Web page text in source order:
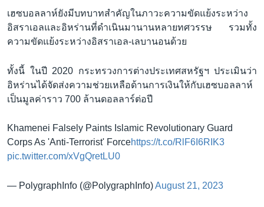
เฮซบอลลาห์ยังมีบทบาทสำคัญในภาวะความขัดแย้งระหว่าง
อิสราเอลและอิหร่านที่ดำเนินมานานหลายทศวรรษ รวมทั้ง
ความขัดแย้งระหว่างอิสราเอล-เลบานอนด้วย
ทั้งนี้ ในปี 2020 กระทรวงการต่างประเทศสหรัฐฯ ประเมินว่า
อิหร่านได้จัดส่งความช่วยเหลือด้านการเงินให้กับเฮซบอลลาห์
เป็นมูลค่าราว 700 ล้านดอลลาร์ต่อปี
Khamenei Falsely Paints Islamic Revolutionary Guard
Corps As 'Anti-Terrorist' Forcehttps://t.co/RlF6I6RIK3
pic.twitter.com/xVgQretLU0
— PolygraphInfo (@PolygraphInfo)August 21, 2023